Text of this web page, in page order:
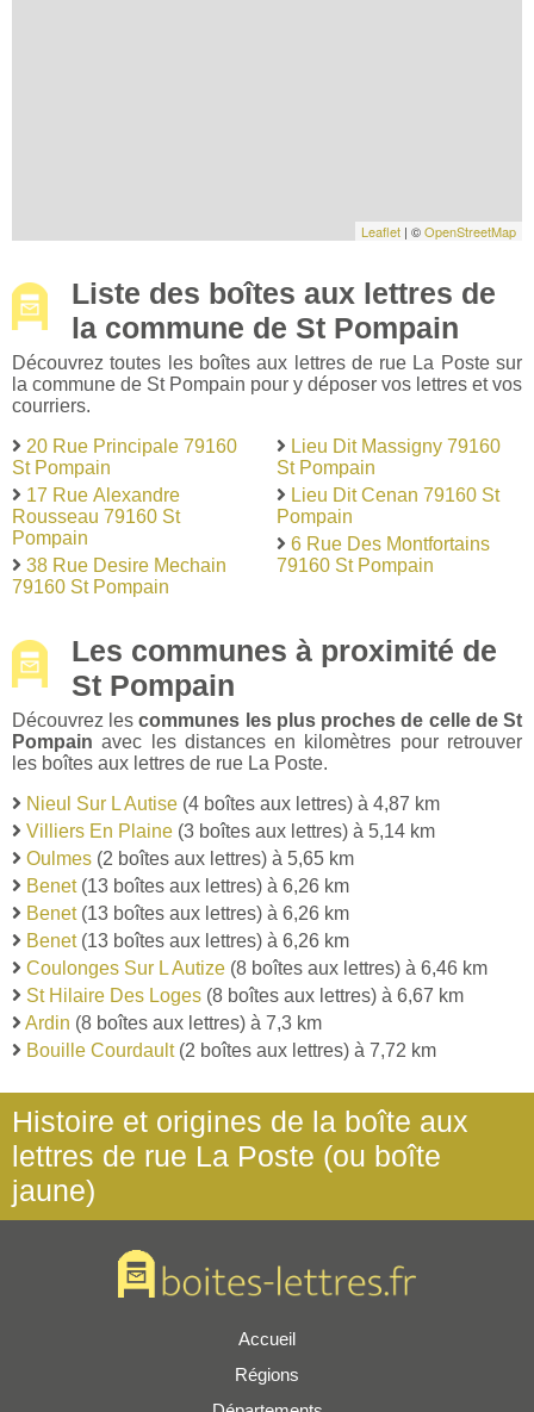
Leaflet | ©OpenStreetMap
Liste des boîtes aux lettres de
la commune de St Pompain
Découvrez toutes les boîtes aux lettres de rue La Poste sur
la commune de St Pompain pour y déposer vos lettres et vos
courriers.
20 Rue Principale 79160
St Pompain
17 Rue Alexandre
Rousseau 79160 St
Pompain
38 Rue Desire Mechain
79160 St Pompain
Lieu Dit Massigny 79160
St Pompain
Lieu Dit Cenan 79160 St
Pompain
6 Rue Des Montfortains
79160 St Pompain
Les communes à proximité de
St Pompain
Découvrez lescommunes les plus proches de celle de St
Pompain avec les distances en kilomètres pour retrouver
les boîtes aux lettres de rue La Poste.
Nieul Sur L Autise (4 boîtes aux lettres) à 4,87 km
Villiers En Plaine (3 boîtes aux lettres) à 5,14 km
Oulmes (2 boîtes aux lettres) à 5,65 km
Benet(13 boîtes aux lettres) à 6,26 km
Benet(13 boîtes aux lettres) à 6,26 km
Benet(13 boîtes aux lettres) à 6,26 km
Coulonges Sur L Autize (8 boîtes aux lettres) à 6,46 km
St Hilaire Des Loges (8 boîtes aux lettres) à 6,67 km
Ardin (8 boîtes aux lettres) à 7,3 km
Bouille Courdault(2 boîtes aux lettres) à 7,72 km
Histoire et origines de la boîte aux
lettres de rue La Poste (ou boîte
jaune)
Accueil
Régions